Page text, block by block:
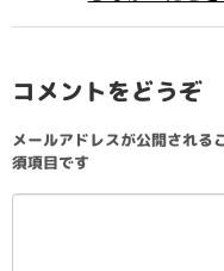
コメントをどうぞ
メールアドレスが公開される
須項目です